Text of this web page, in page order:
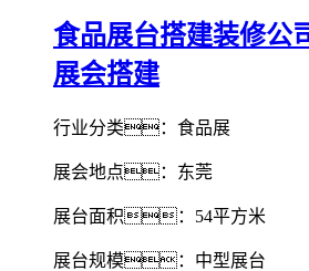
食品展台搭建装修公
展会搭建
行业分类：食品展
展会地点：东莞
展台面积：54平方米
展台规模：中型展台